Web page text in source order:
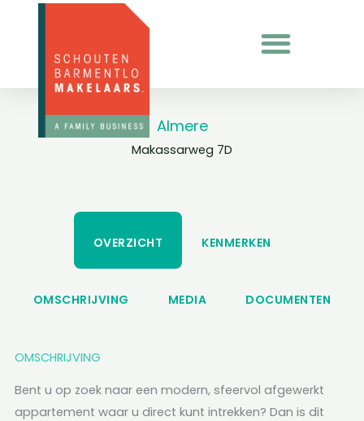
Almere
Makassarweg 7D
OVERZICHT KENMERKEN
OMSCHRIJVING MEDIA DOCUMENTEN
OMSCHRIJVING
Bent u op zoek naar een modern, sfeervol afgewerkt
appartement waar u direct kunt intrekken? Dan is dit